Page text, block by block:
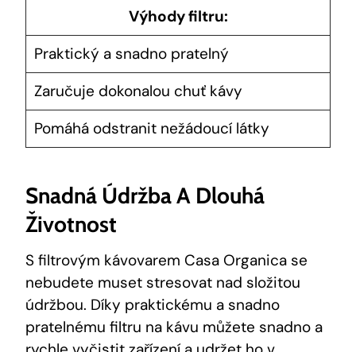
Výhody filtru:
Praktický a snadno pratelný
Zaručuje dokonalou chuť kávy
Pomáhá odstranit nežádoucí látky
Snadná Údržba A Dlouhá
Životnost
S filtrovým kávovarem Casa Organica se
nebudete muset stresovat nad složitou
údržbou. Díky praktickému a snadno
pratelnému filtru na kávu můžete snadno a